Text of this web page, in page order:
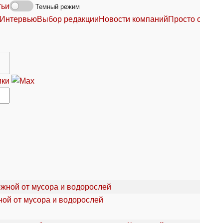
Темный режим
ИнтервьюВыбор редакцииНовости компанийПросто
от мусора и водорослей